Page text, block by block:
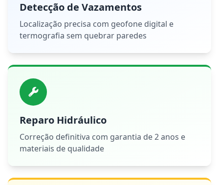
Detecção de Vazamentos
Localização precisa com geofone digital e
termografia sem quebrar paredes
Reparo Hidráulico
Correção definitiva com garantia de 2 anos e
materiais de qualidade